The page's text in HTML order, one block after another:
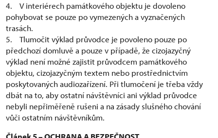
4. V interiérech památkového objektu je dovoleno
pohybovat se pouze po vymezených a vyznačených
trasách.
5. Tlumočit výklad průvodce je povoleno pouze po
předchozí domluvě a pouze v případě, že cizojazyčný
výklad není možné zajistit průvodcem památkového
objektu, cizojazyčným textem nebo prostřednictvím
poskytovaných audiozařízení. Při tlumočení je třeba vždy
dbát na to, aby ostatní návštěvníci ani výklad průvodce
nebyli nepřiměřeně rušeni a na zásady slušného chování
vůči ostatním návštěvníkům.